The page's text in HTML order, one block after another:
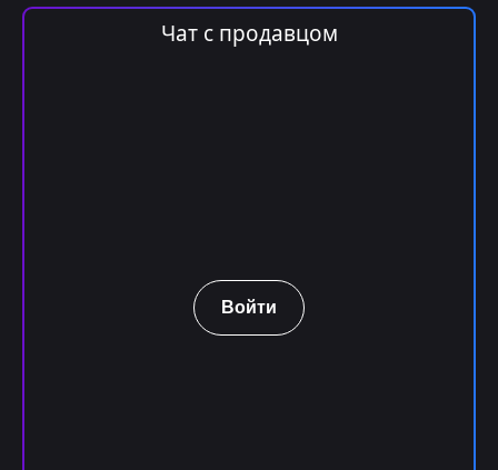
Чат с продавцом
Войти